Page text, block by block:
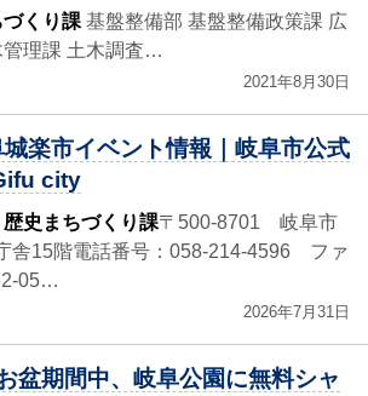
くり課 基盤整備部 基盤整備政策課 広
管理課 土木調査…
2021年8月30日
楽市イベント情報｜岐阜市公式
city
歴史まちづくり課〒500-8701 岐阜市
15階電話番号：058-214-4596 ファ
05…
2026年7月31日
盆期間中、岐阜公園に無料シャ